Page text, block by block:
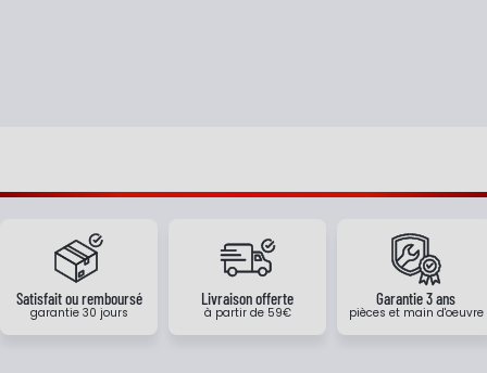
Satisfait ou remboursé
garantie 30 jours
Livraison offerte
à partir de 59€
Garantie 3 ans
pièces et main d'oeuvre